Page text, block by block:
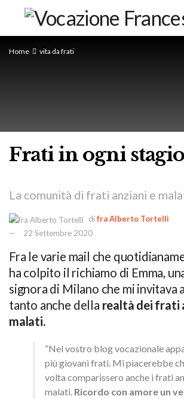
Home vita da frati
Frati in ogni
La comunità di frati anziani e
difra Alberto Tortelli
22 Settembre 2020
Fra le varie mail che
ha colpito il richiamo di Emma,
signora di Milano che mi invitava
tanto anche della realtà dei frati
malati.
“Nel vostro blog vocazionale
più giovani frati. Mi piacerebbe
volta comparissero anche i frati
malati. Ricordo con amore un